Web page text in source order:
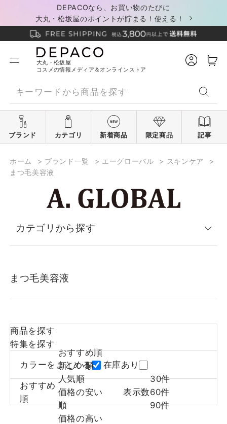
DEPACOなら、お買い物のたびに
大丸・松坂屋のポイントが貯まる！使える！
大丸・松坂屋
コスメの情報メディア＆オンラインストア
ブランド カテゴリ 新着商品 限定商品 記事
ホーム > ブランド一覧 > エーグローバル > スキンケア
>
まつ毛美容液
カテゴリから探す
まつ毛美容液
商品を探す
特集を探す
カラーをまとめる 在庫あり
おすすめ
順
おすすめ順
新しい順
人気順
価格の安い
順
価格の高い
表示数
30件
60件
90件